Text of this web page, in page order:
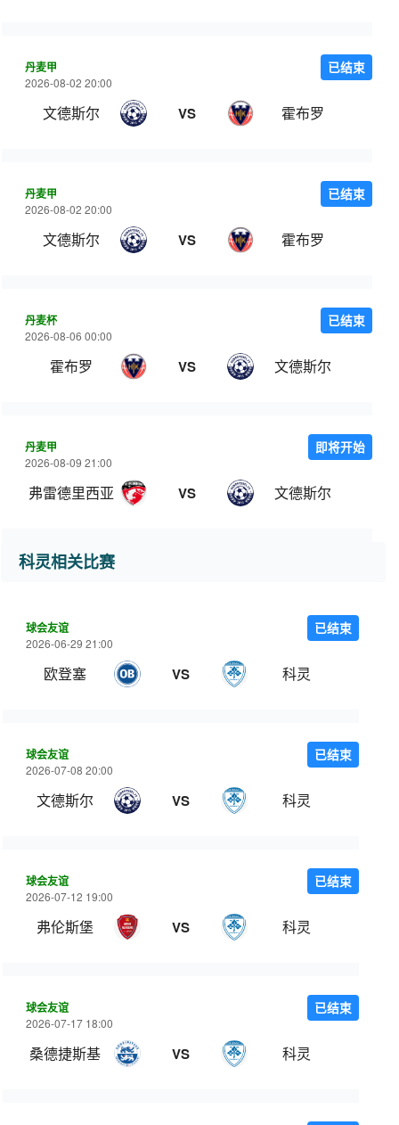
丹麦甲
2026-08-02 20:00
文德斯尔 VS 霍布罗
已结束
丹麦甲
2026-08-02 20:00
文德斯尔 VS 霍布罗
已结束
丹麦杯
2026-08-06 00:00
霍布罗 VS 文德斯尔
已结束
丹麦甲
2026-08-09 21:00
弗雷德里西亚 VS 文德斯尔
即将开始
科灵相关比赛
球会友谊
2026-06-29 21:00
欧登塞 VS 科灵
已结束
球会友谊
2026-07-08 20:00
文德斯尔 VS 科灵
已结束
球会友谊
2026-07-12 19:00
弗伦斯堡 VS 科灵
已结束
球会友谊
2026-07-17 18:00
桑德捷斯基 VS 科灵
已结束